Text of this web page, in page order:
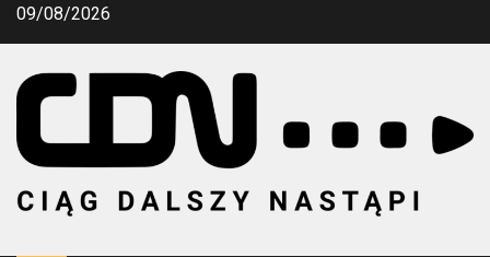
Przejdź
09/08/2026